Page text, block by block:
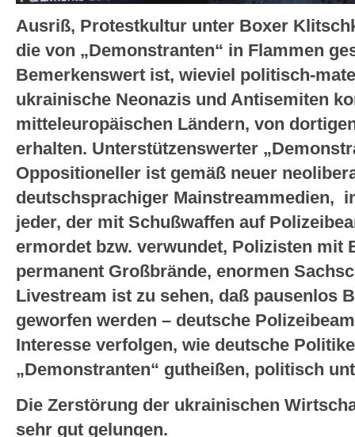
Ausriß, Protestkultur unter Boxer
die von „Demonstranten“ in Flammen
Bemerkenswert ist, wieviel politisch-
ukrainische Neonazis und Antisemiten
mitteleuropäischen Ländern, von
erhalten. Unterstützenswerter
Oppositioneller ist gemäß neuer
deutschsprachiger Mainstreammedien,
jeder, der mit Schußwaffen auf
ermordet bzw. verwundet, Polizisten mit
permanent Großbrände, enormen
Livestream ist zu sehen, daß pausenlos
geworfen werden – deutsche
Interesse verfolgen, wie deutsche
„Demonstranten“ gutheißen, politisch
Die Zerstörung der ukrainischen
sehr gut gelungen.